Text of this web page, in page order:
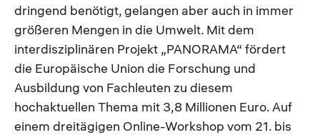
dringend benötigt, gelangen aber auch in immer
größeren Mengen in die Umwelt. Mit dem
interdisziplinären Projekt „PANORAMA“ fördert
die Europäische Union die Forschung und
Ausbildung von Fachleuten zu diesem
hochaktuellen Thema mit 3,8 Millionen Euro. Auf
einem dreitägigen Online-Workshop vom 21. bis